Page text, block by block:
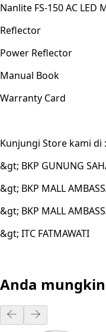
Nanlite FS-150 AC LED
Reflector
Power Reflector
Manual Book
Warranty Card
Kunjungi Store kami di :
&gt; BKP GUNUNG
&gt; BKP MALL
&gt; BKP MALL
&gt; ITC FATMAWATI
Anda